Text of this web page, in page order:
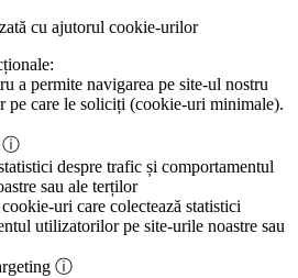
cu ajutorul cookie-urilor
a permite navigarea pe site-ul nostru
pe care le soliciți (cookie-uri minimale).
ⓘ
despre trafic și comportamentul
sau ale terților
cookie-uri care colectează statistici
utilizatorilor pe site-urile noastre sau
ⓘ